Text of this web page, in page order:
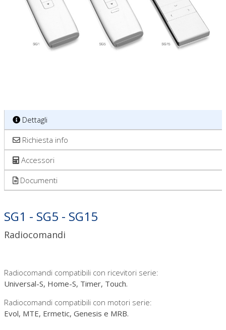
Dettagli
Richiesta info
Accessori
Documenti
SG1 - SG5 - SG15
Radiocomandi
Radiocomandi compatibili con ricevitori serie:
Universal-S, Home-S, Timer, Touch.
Radiocomandi compatibili con motori serie:
Evol, MTE, Ermetic, Genesis e MRB.